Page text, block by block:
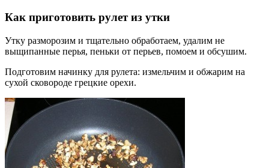
Как приготовить рулет из утки
Утку разморозим и тщательно обработаем, удалим не
выщипанные перья, пеньки от перьев, помоем и обсушим.
Подготовим начинку для рулета: измельчим и обжарим на
сухой сковороде грецкие орехи.